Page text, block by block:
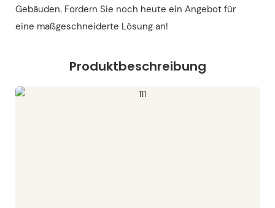
Gebäuden. Fordern Sie noch heute ein Angebot für
eine maßgeschneiderte Lösung an!
Produktbeschreibung